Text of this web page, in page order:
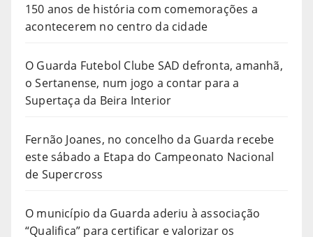
150 anos de história com comemorações a
acontecerem no centro da cidade
O Guarda Futebol Clube SAD defronta, amanhã,
o Sertanense, num jogo a contar para a
Supertaça da Beira Interior
Fernão Joanes, no concelho da Guarda recebe
este sábado a Etapa do Campeonato Nacional
de Supercross
O município da Guarda aderiu à associação
“Qualifica” para certificar e valorizar os